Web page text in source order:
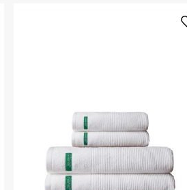
על גבי החבילה
בלבד. לא ניתן